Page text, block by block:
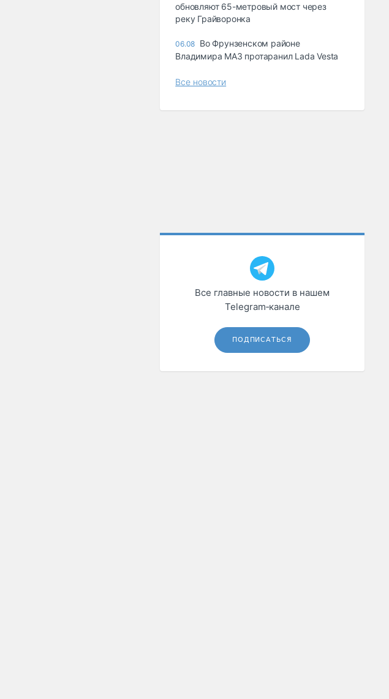
обновляют 65-метровый мост через
реку Грайворонка
06.08 Во Фрунзенском районе
Владимира МАЗ протаранил Lada Vesta
Все новости
Все главные новости в нашем
Telegram‑канале
ПОДПИСАТЬСЯ